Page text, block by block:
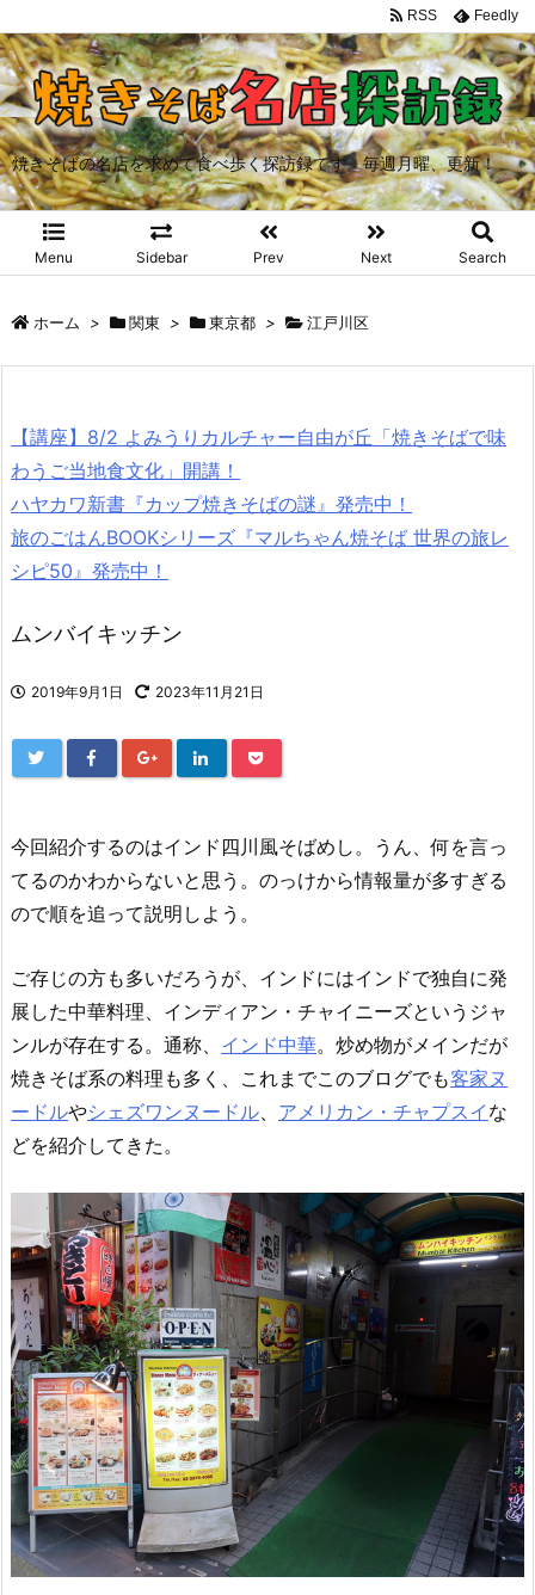
焼きそばの名店を求めて食べ歩く探訪録です。毎週月曜、更新！
Menu Sidebar Prev Next Search
RSS Feedly
ホーム > 関東 > 東京都 > 江戸川区
【講座】8/2 よみうりカルチャー自由が丘「焼きそばで味
わうご当地食文化」開講！
ハヤカワ新書『カップ焼きそばの謎』発売中！
旅のごはんBOOKシリーズ『マルちゃん焼そば 世界の旅レ
シピ50』発売中！
ムンバイキッチン
2019年9月1日 2023年11月21日
今回紹介するのはインド四川風そばめし。うん、何を言っ
てるのかわからないと思う。のっけから情報量が多すぎる
ので順を追って説明しよう。
ご存じの方も多いだろうが、インドにはインドで独自に発
展した中華料理、インディアン・チャイニーズというジャ
ンルが存在する。通称、 インド中華。炒め物がメインだが
焼きそば系の料理も多く、これまでこのブログでも客家ヌ
ードルやシェズワンヌードル アメリカン・チャプスイ な
どを紹介してきた。